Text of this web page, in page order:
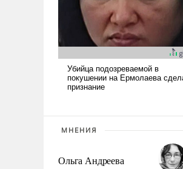
МНЕНИЯ
Ольга Андреева